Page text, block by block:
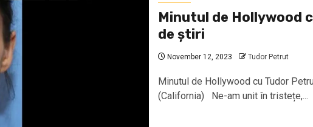
Minutul de Hollywood
de știri
November 12, 2023 Tudor Petrut
Minutul de Hollywood cu Tudor
(California) Ne-am unit în tristețe,...